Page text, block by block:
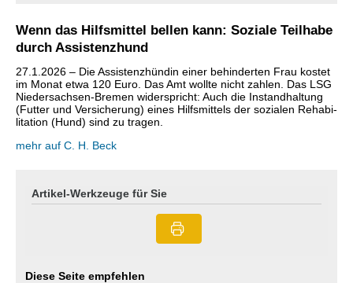
Wenn das Hilfsmittel bellen kann: Soziale Teilhabe
durch Assistenzhund
27.1.2026 – Die As­sis­tenz­hün­din einer be­hin­der­ten Frau kos­tet
im Monat etwa 120 Euro. Das Amt wollte nicht zah­len. Das LSG
Nie­der­sach­sen-Bre­men wi­der­spricht: Auch die In­stand­hal­tung
(Fut­ter und Ver­si­che­rung) eines Hilfs­mit­tels der so­zia­len Re­ha­bi­
li­ta­ti­on (Hund) sind zu tragen.
mehr auf C. H. Beck
Artikel-Werkzeuge für Sie
Diese Seite empfehlen